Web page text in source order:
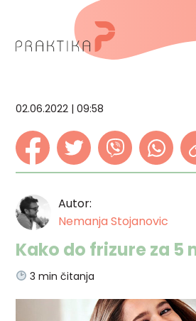
02.06.2022 | 09:58
Autor:
Nemanja Stojanovic
Kako do frizure za 5
3 min čitanja